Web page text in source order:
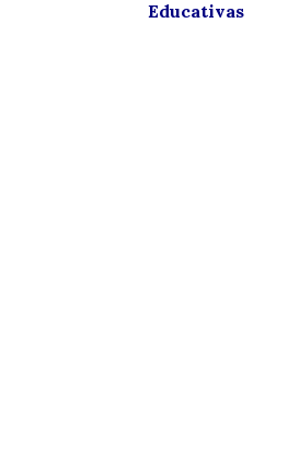
Educativas